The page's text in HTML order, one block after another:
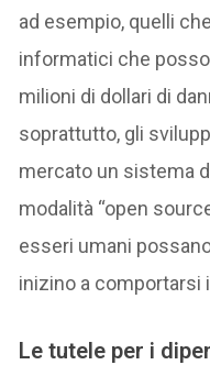
ad esempio, quelli
informatici che
milioni di dollari di
soprattutto, gli
mercato un sistema
modalità “open
esseri umani
inizino a comportarsi
Le tutele per i